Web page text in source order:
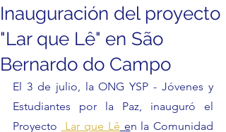
Inauguración del proyecto
"Lar que Lê" en São
Bernardo do Campo
El 3 de julio, la ONG YSP - Jóvenes y
Estudiantes por la Paz, inauguró el
Proyecto
Lar que Lê en la Comunidad